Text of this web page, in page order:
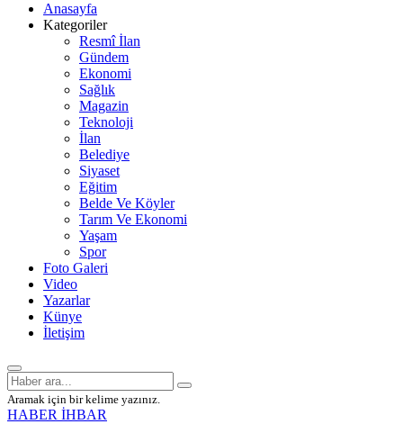
Anasayfa
Kategoriler
Resmî İlan
Gündem
Ekonomi
Sağlık
Magazin
Teknoloji
İlan
Belediye
Siyaset
Eğitim
Belde Ve Köyler
Tarım Ve Ekonomi
Yaşam
Spor
Foto Galeri
Video
Yazarlar
Künye
İletişim
Aramak için bir kelime yazınız.
HABER İHBAR